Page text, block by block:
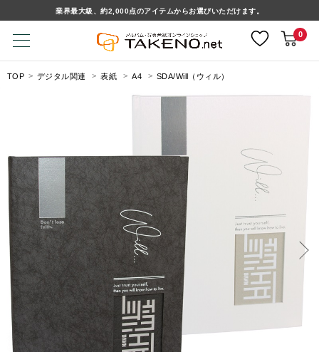
業界最大級、約2,000点のアイテムからお選びいただけます。
0
TOP デジタル関連 表紙 A4 SDA/Will（ウィル）